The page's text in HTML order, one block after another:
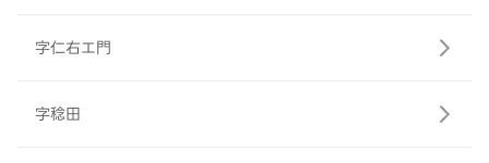
字仁右エ門
字稔田